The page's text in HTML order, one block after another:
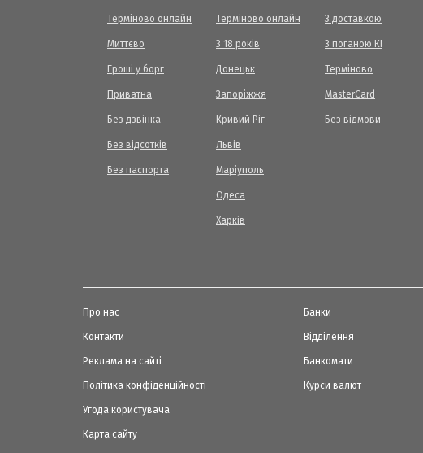
Терміново онлайн
Миттєво
Гроші у борг
Приватна
Без дзвінка
Без відсотків
Без паспорта
Терміново онлайн
З 18 років
Донецьк
Запоріжжя
Кривий Ріг
Львів
Маріуполь
Одеса
Харків
З доставкою
З поганою КІ
Терміново
МasterCard
Без відмови
Про нас
Контакти
Реклама на сайті
Політика конфіденційності
Угода користувача
Карта сайту
Банки
Відділення
Банкомати
Курси валют